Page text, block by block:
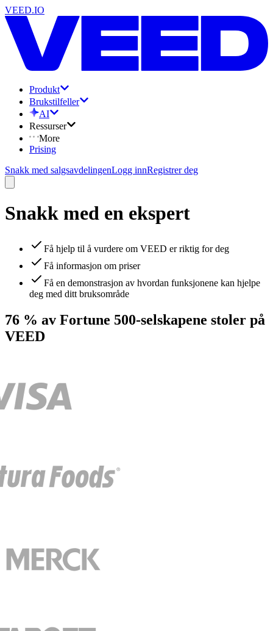
VEED.IO
Produkt
Brukstilfeller
AI
Ressurser
More
Prising
Snakk med salgsavdelingenLogg innRegistrer deg
Snakk med en ekspert
Få hjelp til å vurdere om VEED er riktig for deg
Få informasjon om priser
Få en demonstrasjon av hvordan funksjonene kan hjelpe
deg med ditt bruksområde
76 % av Fortune 500-selskapene stoler på
VEED